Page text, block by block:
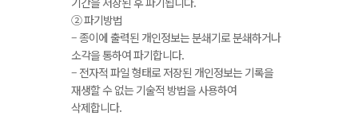
② 파기방법
– 종이에 출력된 개인정보는 분쇄기로 분쇄하거나
소각을 통하여 파기합니다.
– 전자적 파일 형태로 저장된 개인정보는 기록을
재생할 수 없는 기술적 방법을 사용하여
삭제합니다.